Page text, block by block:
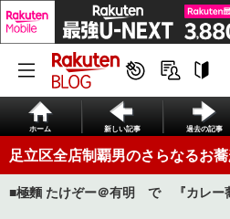
ホーム 新しい記事 過去の記事
足立区全店制覇男のさらなるお
■極麵 たけぞー＠有明 で 『カレー